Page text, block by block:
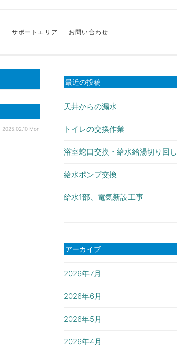
サポートエリア お問い合わせ
2025.02.10 Mon
最近の投稿
天井からの漏水
トイレの交換作業
浴室蛇口交換・給水給湯切り回し
給水ポンプ交換
給水1部、電気新設工事
アーカイブ
2026年7月
2026年6月
2026年5月
2026年4月